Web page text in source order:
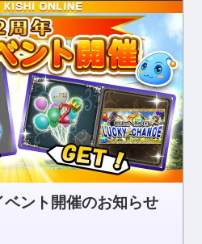
ベント開催のお知らせ